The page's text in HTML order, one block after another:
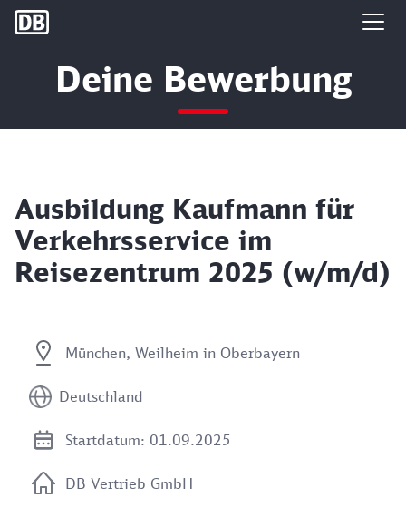
DB Group
Deine Bewerbung
Ausbildung Kaufmann für
Verkehrsservice im
Reisezentrum 2025 (w/m/d)
München, Weilheim in Oberbayern
Deutschland
Startdatum: 01.09.2025
DB Vertrieb GmbH